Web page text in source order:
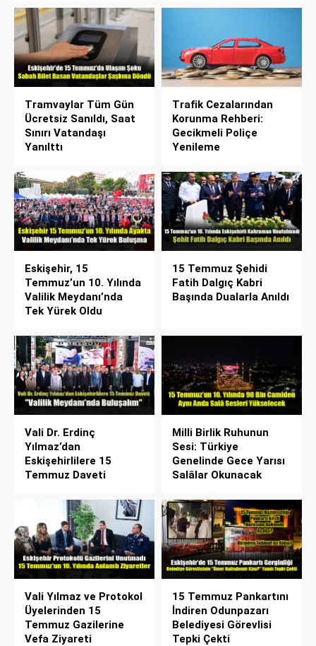
Tramvaylar Tüm Gün
Ücretsiz Sanıldı, Saat
Sınırı Vatandaşı
Yanılttı
Trafik Cezalarından
Korunma Rehberi:
Gecikmeli Poliçe
Yenileme
Eskişehir, 15
Temmuz’un 10. Yılında
Valilik Meydanı’nda
Tek Yürek Oldu
15 Temmuz Şehidi
Fatih Dalgıç Kabri
Başında Dualarla Anıldı
Vali Dr. Erdinç
Yılmaz’dan
Eskişehirlilere 15
Temmuz Daveti
Milli Birlik Ruhunun
Sesi: Türkiye
Genelinde Gece Yarısı
Salâlar Okunacak
Vali Yılmaz ve Protokol
Üyelerinden 15
Temmuz Gazilerine
Vefa Ziyareti
15 Temmuz Pankartını
İndiren Odunpazarı
Belediyesi Görevlisi
Tepki Çekti